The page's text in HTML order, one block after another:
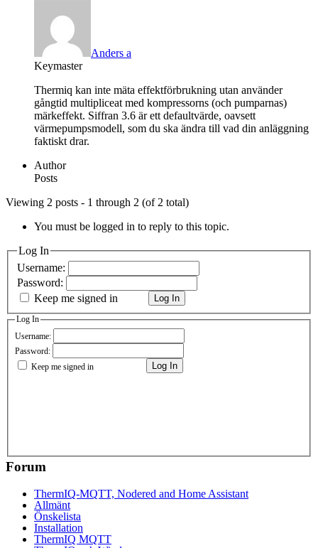
Anders a
Keymaster
Thermiq kan inte mäta effektförbrukning utan använder
gångtid multipliceat med kompressorns (och pumparnas)
märkeffekt. Siffran 3.6 är ett defaultvärde, oavsett
värmepumpsmodell, som du ska ändra till vad din anläggning
faktiskt drar.
Author
Posts
Viewing 2 posts - 1 through 2 (of 2 total)
You must be logged in to reply to this topic.
Log In
Username:
Password:
Keep me signed in
Log In
Log In
Username:
Password:
Keep me signed in
Log In
Forum
ThermIQ-MQTT, Nodered and Home Assistant
Allmänt
Önskelista
Installation
ThermIQ MQTT